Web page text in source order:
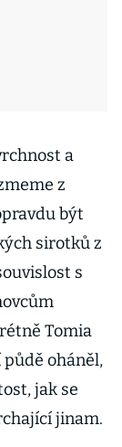
a
z
být
sirotků z
s
Tomia
oháněl,
jak se
jinam.